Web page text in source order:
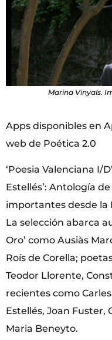
Marina Vinyals.
Apps disponibles en
web de Poética 2.0
‘Poesia Valenciana I/
Estellés’: Antología
importantes desde la
La selección abarca
Oro’ como Ausiàs
Roís de Corella;
Teodor Llorente,
recientes como
Estellés, Joan Fuster,
Maria Beneyto.